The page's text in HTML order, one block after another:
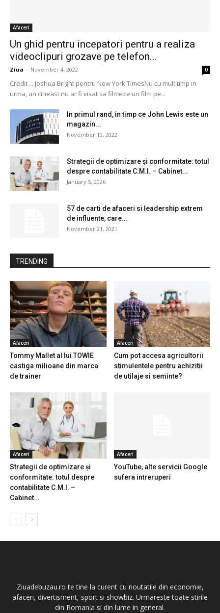
Afaceri
Un ghid pentru incepatori pentru a realiza
videoclipuri grozave pe telefon...
Ziua - November 4, 2022 0
Credit ... Joshua Bright pentru New York TimesNu cu mult timp in
urma, un cineast nu ar fi visat sa filmeze un film pe...
In primul rand, in timp ce John Lewis este un
magazin...
November 10, 2022
Strategii de optimizare și conformitate: totul
despre contabilitate C.M.I. – Cabinet...
January 5, 2026
57 de carti de afaceri si leadership extrem
de influente, care...
November 21, 2021
TRENDING
Afaceri
Tommy Mallet al lui TOWIE
castiga milioane din marca
de trainer
Afaceri
Cum pot accesa agricultorii
stimulentele pentru achizitii
de utilaje si seminte?
Afaceri
Strategii de optimizare și
conformitate: totul despre
contabilitate C.M.I. –
Cabinet...
Afaceri
YouTube, alte servicii Google
sufera intreruperi
Ziuadebuzau.ro te tine la curent cu noutatile din economie,
afaceri, divertisment, sport si showbiz. Urmareste toate stirile
din Romania si din lume in general.